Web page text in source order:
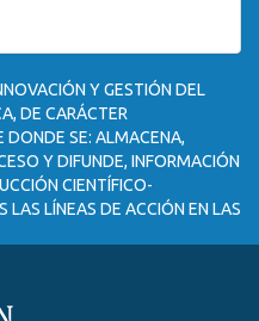
Y GESTIÓN DEL
DE CARÁCTER
DONDE SE: ALMACENA,
Y DIFUNDE, INFORMACIÓN
CIENTÍFICO-
LAS LÍNEAS DE ACCIÓN EN LAS